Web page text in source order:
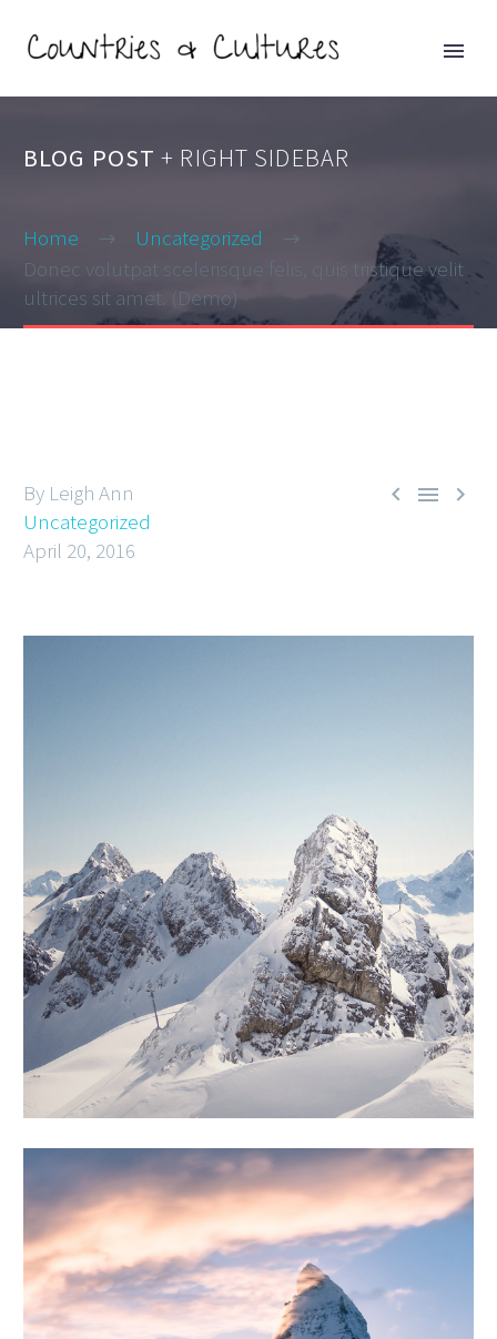
BLOG POST+ RIGHT SIDEBAR
Home
Uncategorized
Donec volutpat scelerisque felis, quis tristique velit
ultrices sit amet. (Demo)
  
By Leigh Ann
Uncategorized
April 20, 2016